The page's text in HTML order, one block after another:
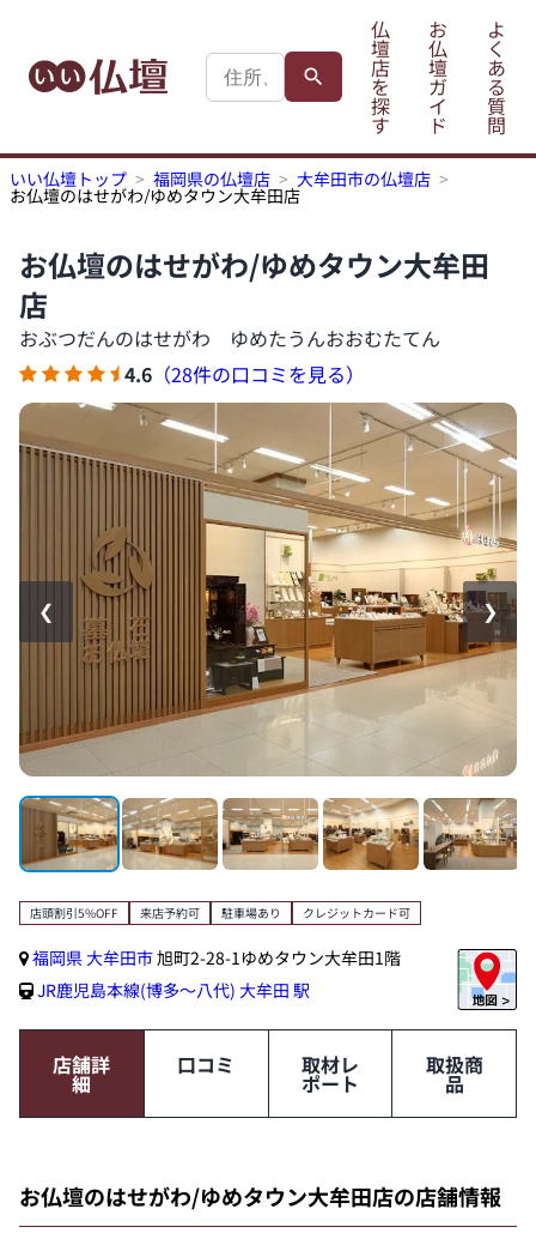
仏
壇
店
を
探
す
お
仏
壇
ガ
イ
ド
よ
く
あ
る
質
問
いい仏壇トップ 福岡県の仏壇店 大牟田市の仏壇店
お仏壇のはせがわ/ゆめタウン大牟田店
お仏壇のはせがわ/ゆめタウン大牟田
店
おぶつだんのはせがわ ゆめたうんおおむたてん
4.6 （28件の口コミを見る）
❮ ❯
店頭割引5%OFF 来店予約可 駐車場あり クレジットカード可
福岡県 大牟田市旭町2-28-1ゆめタウン大牟田1階
JR鹿児島本線(博多～八代) 大牟田 駅
店舗詳
細
口コミ 取材レ
ポート
取扱商
品
お仏壇のはせがわ/ゆめタウン大牟田店の店舗情報